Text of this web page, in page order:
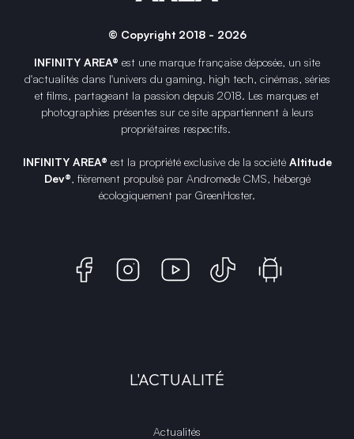
© Copyright 2018 - 2026
INFINITY AREA® est une marque française déposée, un site
d'actualités dans l'univers du gaming, high tech, cinémas, séries
et films, partageant la passion depuis 2018. Les marques et
photographies présentes sur ce site appartiennent à leurs
propriétaires respectifs.
INFINITY AREA® est la propriété exclusive de la société Altitude
Dev®, fièrement propulsé par Andromede CMS, hébergé
écologiquement par GreenHoster.
L'ACTUALITÉ
Actualités